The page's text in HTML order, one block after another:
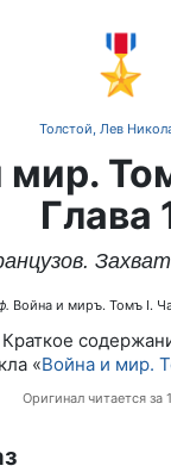
🎖️
Толстой, Лев
мир.
Глава
Война и миръ. Томъ I.
Краткое
«Война и мир.
Оригинал читается за